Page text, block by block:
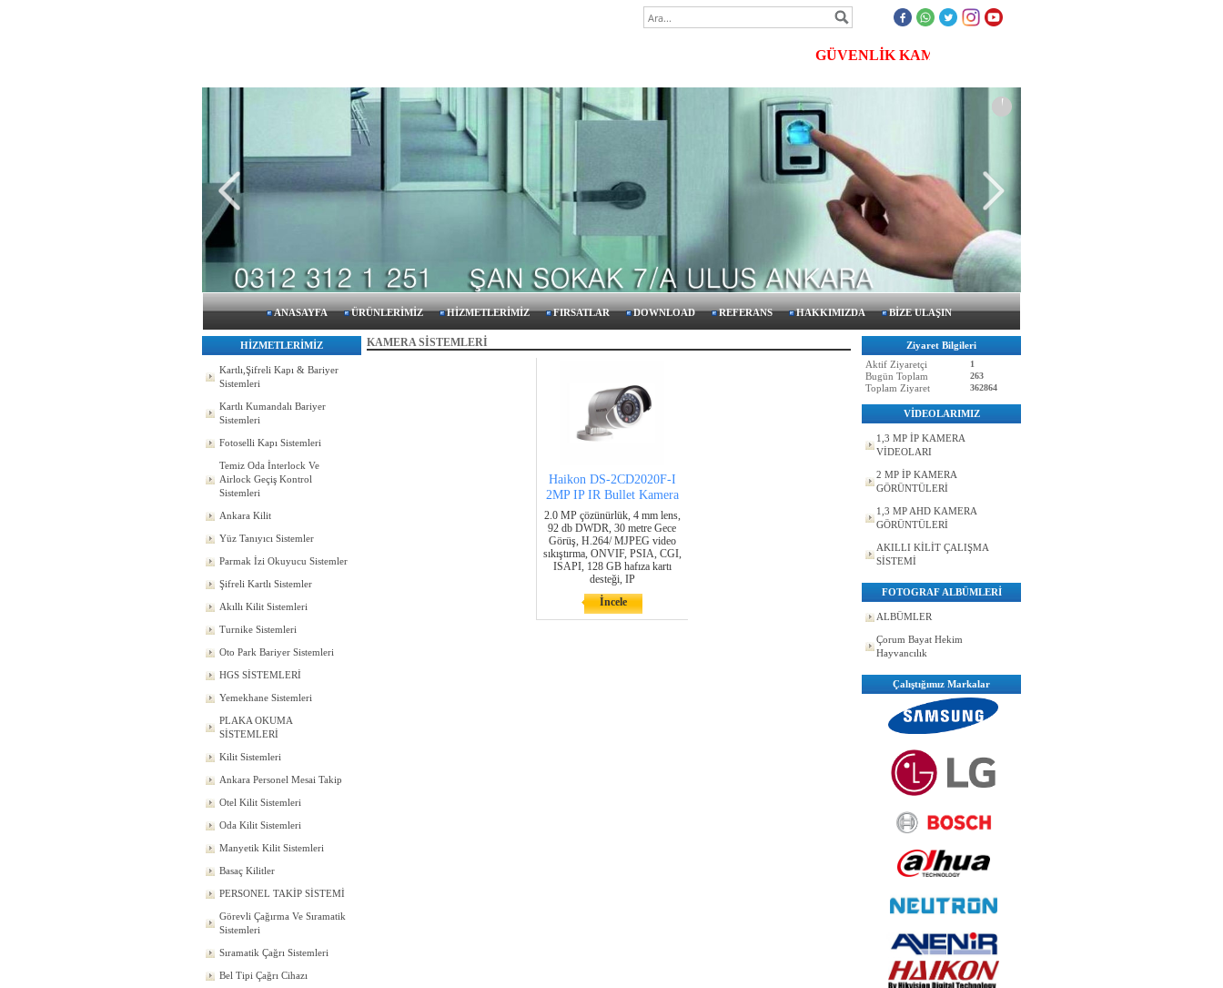
GÜVENLİK KAMERASI, MERKEZİ UYDU SİSTEMLERİ,
ANASAYFA ÜRÜNLERİMİZ HİZMETLERİMİZ FIRSATLAR DOWNLOAD REFERANS HAKKIMIZDA BİZE ULAŞIN
HİZMETLERİMİZ
Kartlı,Şifreli Kapı & Bariyer
Sistemleri
Kartlı Kumandalı Bariyer
Sistemleri
Fotoselli Kapı Sistemleri
Temiz Oda İnterlock Ve
Airlock Geçiş Kontrol
Sistemleri
Ankara Kilit
Yüz Tanıyıcı Sistemler
Parmak İzi Okuyucu Sistemler
Şifreli Kartlı Sistemler
Akıllı Kilit Sistemleri
Turnike Sistemleri
Oto Park Bariyer Sistemleri
HGS SİSTEMLERİ
Yemekhane Sistemleri
PLAKA OKUMA
SİSTEMLERİ
Kilit Sistemleri
Ankara Personel Mesai Takip
Otel Kilit Sistemleri
Oda Kilit Sistemleri
Manyetik Kilit Sistemleri
Basaç Kilitler
PERSONEL TAKİP SİSTEMİ
Görevli Çağırma Ve Sıramatik
Sistemleri
Sıramatik Çağrı Sistemleri
Bel Tipi Çağrı Cihazı
KAMERA SİSTEMLERİ
Haikon DS-2CD2020F-I
2MP IP IR Bullet Kamera
2.0 MP çözünürlük, 4 mm lens,
92 db DWDR, 30 metre Gece
Görüş, H.264/ MJPEG video
sıkıştırma, ONVIF, PSIA, CGI,
ISAPI, 128 GB hafıza kartı
desteği, IP
İncele
Ziyaret Bilgileri
Aktif Ziyaretçi
1
Bugün Toplam 263
Toplam Ziyaret 362864
VİDEOLARIMIZ
1,3 MP İP KAMERA
VİDEOLARI
2 MP İP KAMERA
GÖRÜNTÜLERİ
1,3 MP AHD KAMERA
GÖRÜNTÜLERİ
AKILLI KİLİT ÇALIŞMA
SİSTEMİ
FOTOGRAF ALBÜMLERİ
ALBÜMLER
Çorum Bayat Hekim
Hayvancılık
Çalıştığımız Markalar